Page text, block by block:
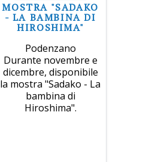
MOSTRA "SADAKO
- LA BAMBINA DI
HIROSHIMA"
Podenzano
Durante novembre e
dicembre, disponibile
la mostra "Sadako - La
bambina di
Hiroshima".